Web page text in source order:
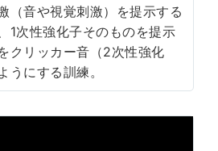
（音や視覚刺激）を提示する
1次性強化子そのものを提示
クリッカー音（2次性強化
うにする訓練。